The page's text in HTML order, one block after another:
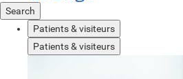
Search
Patients & visiteurs
Patients & visiteurs